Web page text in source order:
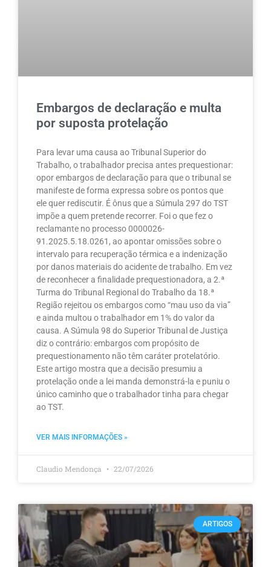
Embargos de declaração e multa
por suposta protelação
Para levar uma causa ao Tribunal Superior do
Trabalho, o trabalhador precisa antes prequestionar:
opor embargos de declaração para que o tribunal se
manifeste de forma expressa sobre os pontos que
ele quer rediscutir. É ônus que a Súmula 297 do TST
impõe a quem pretende recorrer. Foi o que fez o
reclamante no processo 0000026-
91.2025.5.18.0261, ao apontar omissões sobre o
intervalo para recuperação térmica e a indenização
por danos materiais do acidente de trabalho. Em vez
de reconhecer a finalidade prequestionadora, a 2.ª
Turma do Tribunal Regional do Trabalho da 18.ª
Região rejeitou os embargos como “mau uso da via”
e ainda multou o trabalhador em 1% do valor da
causa. A Súmula 98 do Superior Tribunal de Justiça
diz o contrário: embargos com propósito de
prequestionamento não têm caráter protelatório.
Este artigo mostra que a decisão presumiu a
protelação onde a lei manda demonstrá-la e puniu o
único caminho que o trabalhador tinha para chegar
ao TST.
VER MAIS INFORMAÇÕES »
Claudio Mendonça 22/07/2026
ARTIGOS